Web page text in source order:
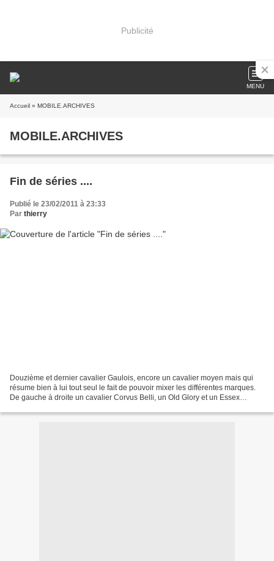
Publicité
MENU
Accueil » MOBILE.ARCHIVES
MOBILE.ARCHIVES
Fin de séries ....
Publié le 23/02/2011 à 23:33
Par thierry
Douzième et dernier cavalier Gaulois, encore un cavalier moyen mais qui
résume bien à lui tout seul le fait de pouvoir mixer les différentes marques.
De gauche à droite un cavalier Corvus Belli, un Old Glory et un Essex